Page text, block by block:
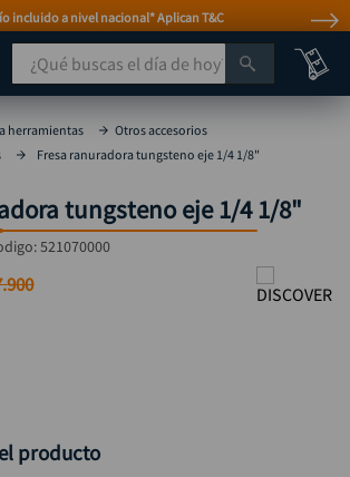
incluido a nivel nacional* Aplican T&C
¿Qué buscas el día de hoy?
herramientas
Otros accesorios
Fresa ranuradora tungsteno eje 1/4 1/8"
tungsteno eje 1/4 1/8"
521070000
.900
producto